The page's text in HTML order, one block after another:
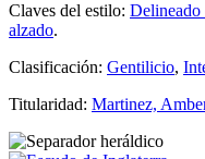
Claves del estilo: Delineado
alzado.
Clasificación: Gentilicio,
Titularidad: Martinez,